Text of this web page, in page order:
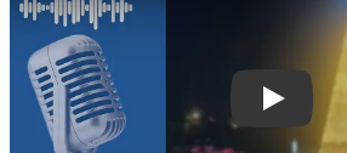
Play: